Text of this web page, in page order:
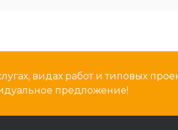
видах работ и типовых
предложение!